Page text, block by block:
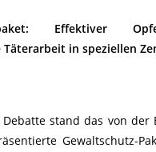
Effektiver
in speziellen
stand das von der
Gewaltschutz-